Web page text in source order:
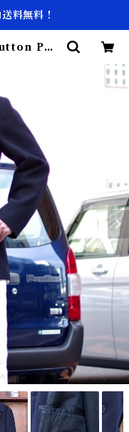
料無料！
Pea
【古着